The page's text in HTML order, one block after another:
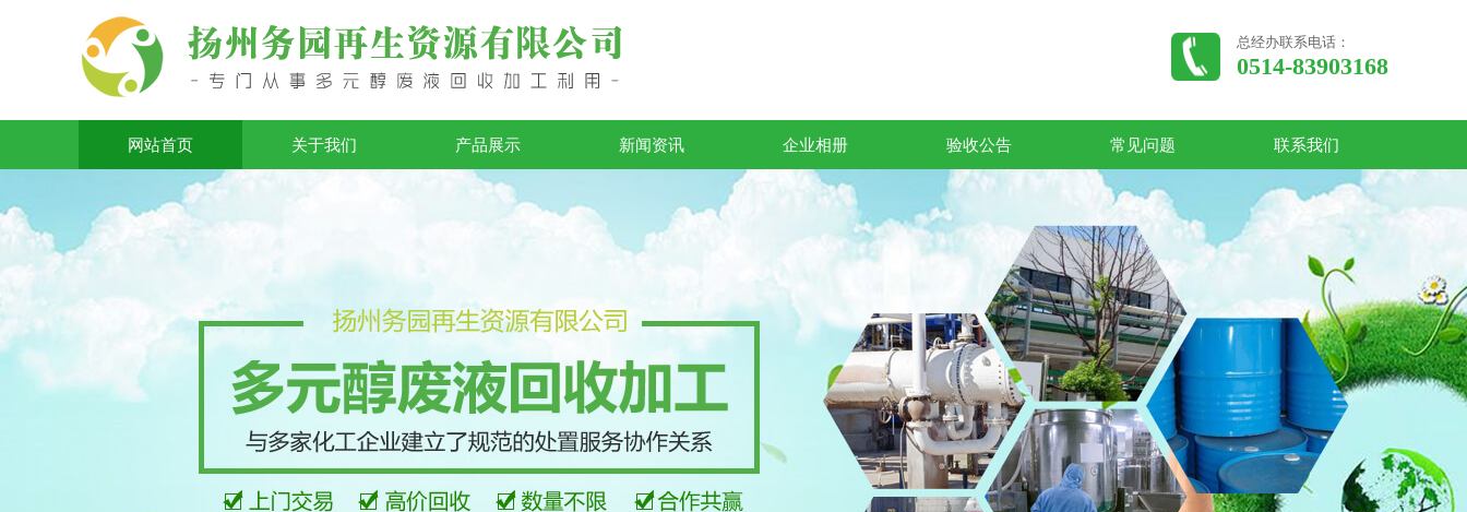
总经办联系电话：
0514-83903168
网站首页 关于我们 产品展示 新闻资讯 企业相册 验收公告 常见问题 联系我们